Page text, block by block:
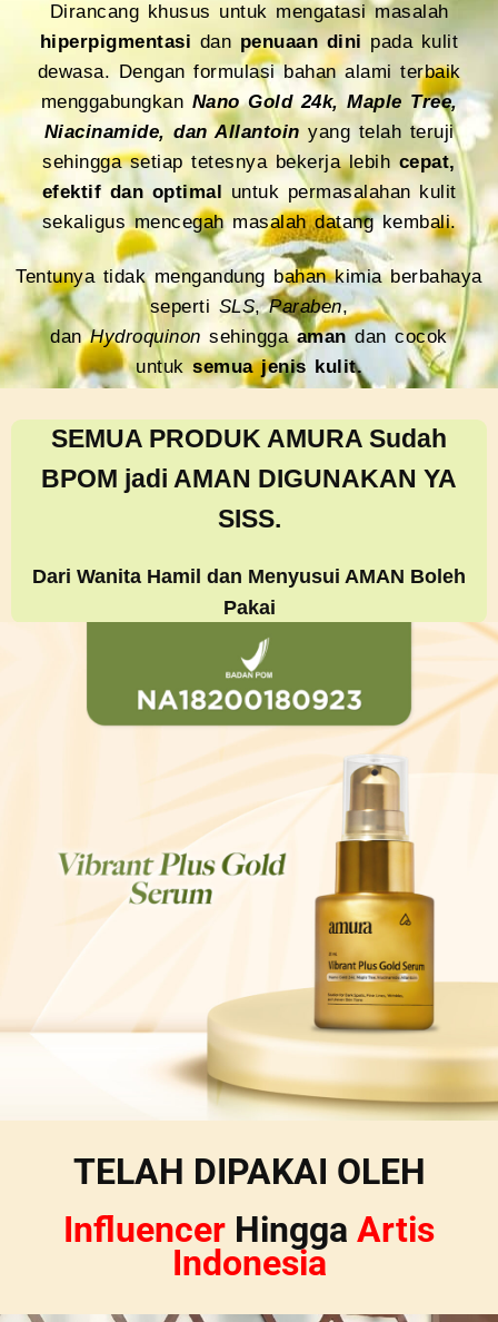
Dirancang khusus untuk mengatasi masalah
hiperpigmentasi dan penuaan dini pada kulit
dewasa. Dengan formulasi bahan alami terbaik
menggabungkan Nano Gold 24k, Maple Tree,
Niacinamide, dan Allantoin yang telah teruji
sehingga setiap tetesnya bekerja lebih cepat,
efektif dan optimal
untuk permasalahan kulit
sekaligus mencegah masalah datang kembali.
Tentunya tidak mengandung bahan kimia berbahaya
seperti SLS,Paraben,
danHydroquinon sehinggaamandan cocok
untuksemua jenis kulit.
SEMUA PRODUK AMURA Sudah
BPOM jadi AMAN DIGUNAKAN YA
SISS.
Dari Wanita Hamil dan Menyusui AMAN Boleh
Pakai
TELAH DIPAKAI OLEH
Influencer Hingga Artis
Indonesia